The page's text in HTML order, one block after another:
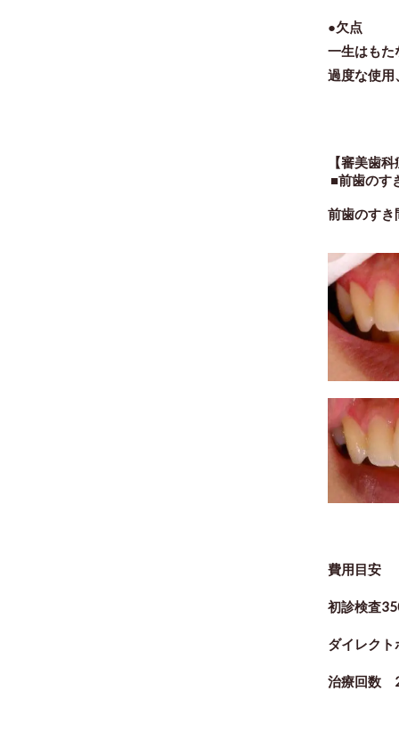
●欠点
一生はもた
過度な使用
【審美歯
■前歯のす
前歯のすき
費用目安
初診検査
ダイレク
治療回数